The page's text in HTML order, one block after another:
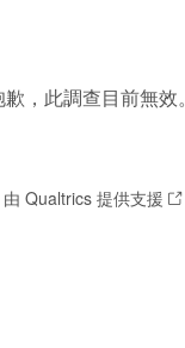
歉，此調查目前無效。
由 Qualtrics 提供支援